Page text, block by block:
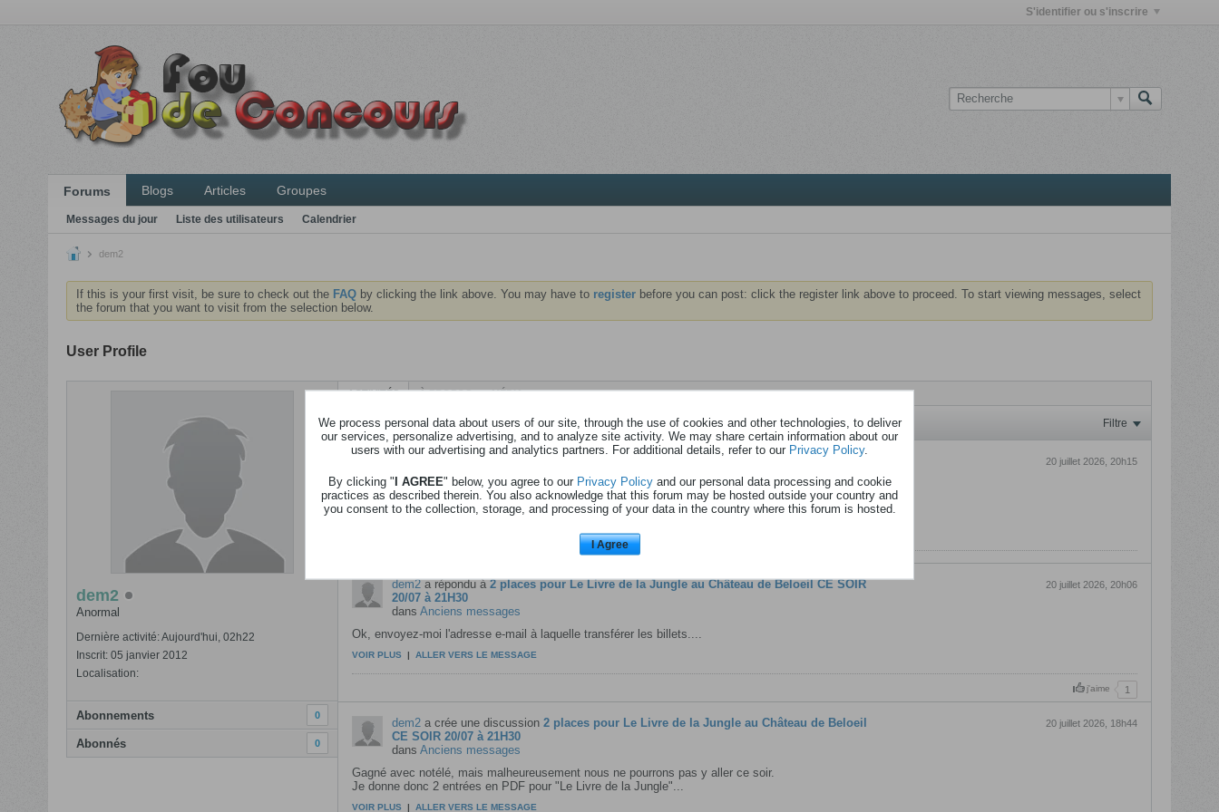
S'identifier ou s'inscrire
Forums Blogs Articles Groupes
Messages du jour Liste des utilisateurs Calendrier
dem2
If this is your first visit, be sure to check out the FAQby clicking the link above. You may have to registerbefore you can post: click the register link above to proceed. To start viewing messages, select
the forum that you want to visit from the selection below.
User Profile
dem2
Anormal
Dernière activité: Aujourd'hui, 02h22
Inscrit: 05 janvier 2012
Localisation:
Abonnements 0
Abonnés 0
ACTIVITÉS À PROPOS MÉDIA
Filtre
a répondu à
2 places pour Le Livre de la Jungle au Château de Beloeil CE SOIR
20/07 à 21H30
dansAnciens messages
20 juillet 2026, 20h15
Expiré
dem2a répondu à2 places pour Le Livre de la Jungle au Château de Beloeil CE SOIR
20/07 à 21H30
dans Anciens messages
20 juillet 2026, 20h06
Ok, envoyez-moi l'adresse e-mail à laquelle transférer les billets....
VOIR PLUS | ALLER VERS LE MESSAGE
j'aime 1
dem2a crée une discussion 2 places pour Le Livre de la Jungle au Château de Beloeil
CE SOIR 20/07 à 21H30
dans Anciens messages
20 juillet 2026, 18h44
Gagné avec notélé, mais malheureusement nous ne pourrons pas y aller ce soir.
​Je donne donc 2 entrées en PDF pour "Le Livre de la Jungle"...
VOIR PLUS ALLER VERS LE MESSAGE
We process personal data about users of our site, through the use of cookies and other technologies, to deliver
our services, personalize advertising, and to analyze site activity. We may share certain information about our
users with our advertising and analytics partners. For additional details, refer to our Privacy Policy.
By clicking "I AGREE" below, you agree to our Privacy Policyand our personal data processing and cookie
practices as described therein. You also acknowledge that this forum may be hosted outside your country and
you consent to the collection, storage, and processing of your data in the country where this forum is hosted.
I Agree